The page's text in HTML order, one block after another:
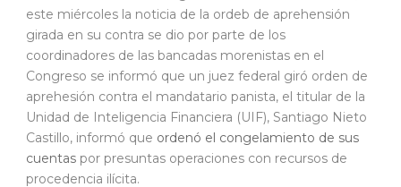
este miércoles la noticia de la ordeb de aprehensión
girada en su contra se dio por parte de los
coordinadores de las bancadas morenistas en el
Congreso se informó que un juez federal giró orden de
aprehesión contra el mandatario panista, el titular de la
Unidad de Inteligencia Financiera (UIF), Santiago Nieto
Castillo, informó que ordenó el congelamiento de sus
cuentas por presuntas operaciones con recursos de
procedencia ilícita.